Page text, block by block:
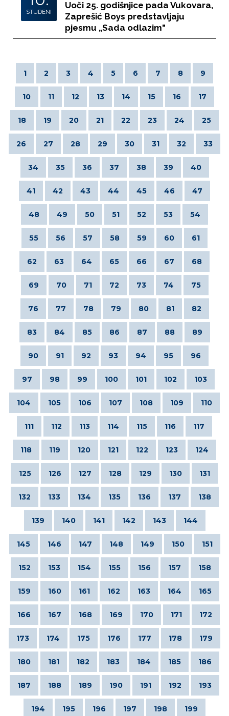
STUDENI
Uoči 25. godišnjice pada Vukovara,
Zaprešić Boys predstavljaju
pjesmu „Sada odlazim"
1 2 3 4 5 6 7 8 9
10 11 12 13 14 15 16 17
18 19 20 21 22 23 24 25
26 27 28 29 30 31 32 33
34 35 36 37 38 39 40
41 42 43 44 45 46 47
48 49 50 51 52 53 54
55 56 57 58 59 60 61
62 63 64 65 66 67 68
69 70 71 72 73 74 75
76 77 78 79 80 81 82
83 84 85 86 87 88 89
90 91 92 93 94 95 96
97 98 99 100 101 102 103
104 105 106 107 108 109 110
111 112 113 114 115 116 117
118 119 120 121 122 123 124
125 126 127 128 129 130 131
132 133 134 135 136 137 138
139 140 141 142 143 144
145 146 147 148 149 150 151
152 153 154 155 156 157 158
159 160 161 162 163 164 165
166 167 168 169 170 171 172
173 174 175 176 177 178 179
180 181 182 183 184 185 186
187 188 189 190 191 192 193
194 195 196 197 198 199